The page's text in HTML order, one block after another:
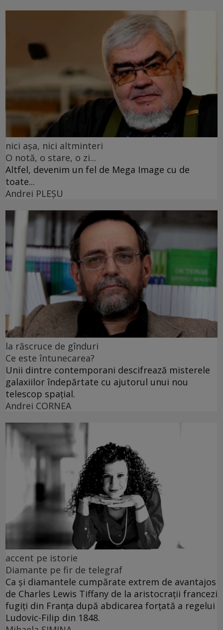
nici așa, nici altminteri
O notă, o stare, o zi...
Altfel, devenim un fel de Mega Image cu de
toate...
Andrei PLEŞU
la răscruce de gînduri
Ce este întunecarea?
Unii dintre contemporani descifrează misterele
galaxiilor îndepărtate cu ajutorul unui nou
telescop spațial.
Andrei CORNEA
accent pe istorie
Diamante pe fir de telegraf
Ca și diamantele cumpărate extrem de avantajos
de Charles Lewis Tiffany de la aristocrații francezi
fugiți din Franța după abdicarea forțată a regelui
Ludovic-Filip din 1848.